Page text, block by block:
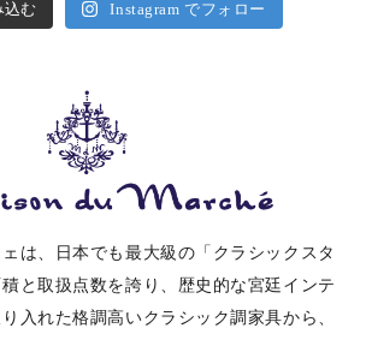
込む Instagram でフォロー
は、日本でも最大級の「クラシックスタ
と取扱点数を誇り、歴史的な宮廷インテ
入れた格調高いクラシック調家具から、